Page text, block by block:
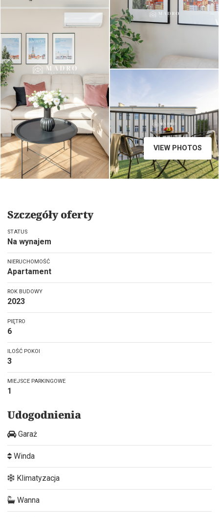
VIEW PHOTOS
Szczegóły oferty
STATUS
Na wynajem
NIERUCHOMOŚĆ
Apartament
ROK BUDOWY
2023
PIĘTRO
6
ILOŚĆ POKOI
3
MIEJSCE PARKINGOWE
1
Udogodnienia
Garaż
Winda
Klimatyzacja
Wanna